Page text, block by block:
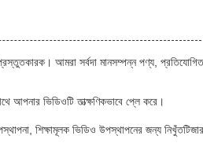
আমরা সর্বদা মানসম্পন্ন পণ্য,
আপনার ভিডিওটি তাত্ক্ষণিকভাবে প্লে করে।
শিক্ষামূলক ভিডিও উপস্থাপনের জন্য নিখুঁতটিজার